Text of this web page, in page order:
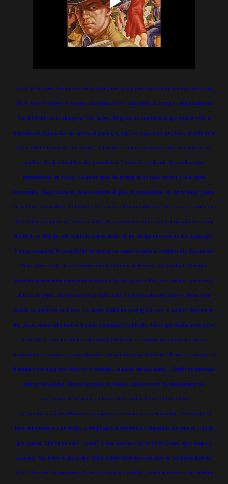
Ana bajó del tren. Sus piernas se desdibujaron de esa penetrante mirada y lograron seguir
sin él, pero el sabor y el encanto de saberse viva y acariciada, la envuelve completamente.
En el bolsillo de su chaqueta: Una tarjeta. El guión de una historia que podría vivir, o
simplemente olvidar. En sus labios, el gusto que dejó ese: ¿qué tenés que hacer el resto de tu
vida? ¿Podés llamarme, por favor?" Y mientras camina, un nuevo color se instala en sus
mejillas, desafiando el frío aire decembrino. La mirada profunda de picaflor sigue
estremeciendo su cuerpo. Se anidó entre los encajes de su ropa interior y la acaricia
suavemente, despertando en cada centímetro de piel, su sensualidad, su ser de mujer plena.
Un hombre sin nombre, sin historia, un espejo erótico que devuelve con creces, el aroma que
desprenden sus poros en exquisita alerta. Basta recordar aquel roce y el corazón se acelera,
el mundo se silencia, sólo habla la piel en medio de un vértigo que nace de dos urgencias...
Y surge tentadora, la posibilidad de colocar un acento distinto al corriente día. Esa noche,
Ana caminó hasta su casa observando las cabinas telefónicas. Imaginaba la llamada.
Recreaba el encuentro matizando la escena y las sensaciones. Pasó una semana acariciando
el trozo de papel, durante noches de indecisión. Lo manoseaba con dedos y labios para
revivir ese momento en el tren. La tarjeta estaba un poco ajada, pero el nombre impreso en
ella: Juan, conservaba intacto el sabor a manzana prohibida. Sabor que deleita antes de ser
probado. Y entre los dígitos del número telefónico, el recuerdo de esa mirada seguía,
incendiando su cuerpo y su imaginación. ¿Será tarde para llamarlo? Observa su imagen en
el espejo y dos pequeñas líneas en el entrecejo, la hacen sentirse ajada... Decide no postergar
más su sexualidad. Nunca fue mujer de miedos. ¡Quiere vivir! No simplemente ser
espectadora de existencia, a través de la ventanilla de un tren lento,
con paradas e inútilesreflexiones Su nombre será amor, deseo, encuentro. Un seductor la
hará enloquecer por un tiempo y remplazará el recuerdo del imposible que tiñó su vida en
gris letargo. Ella ya no tiene "owner" y está resuelta a ser de nuevo veleta, entre fuegos y
pasiones. She looks in the pocket of her sweater that she wore, then in her purse that she
held, "the card"La encuentra.Acaricia la tarjeta y decidida marca el número... El teléfono